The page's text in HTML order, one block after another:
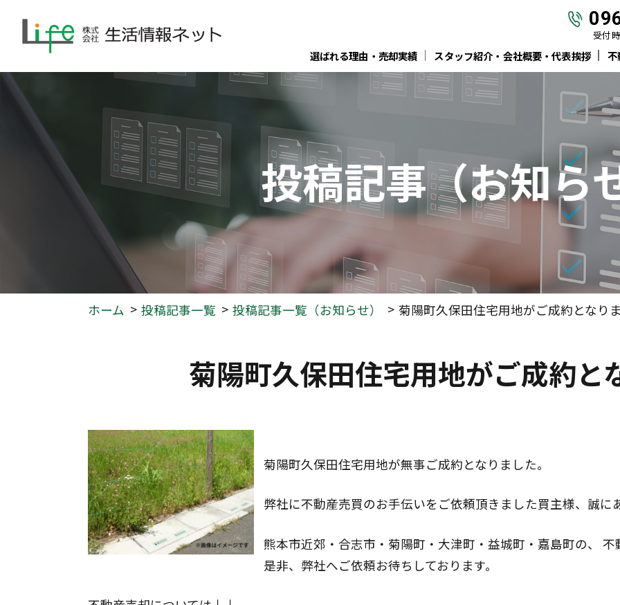
受付
選ばれる理由・売却実績 スタッフ紹介・会社概要・代表挨拶 不
投稿記事（お知ら
ホーム 投稿記事一覧 投稿記事一覧（お知らせ） 菊陽町久保田住宅用地がご成約となり
菊陽町久保田住宅用地がご成約と
菊陽町久保田住宅用地が無事ご成約となりました。
弊社に不動産売買のお手伝いをご依頼頂きました買主様、誠に
熊本市近郊・合志市・菊陽町・大津町・益城町・嘉島町の、
是非、弊社へご依頼お待ちしております。